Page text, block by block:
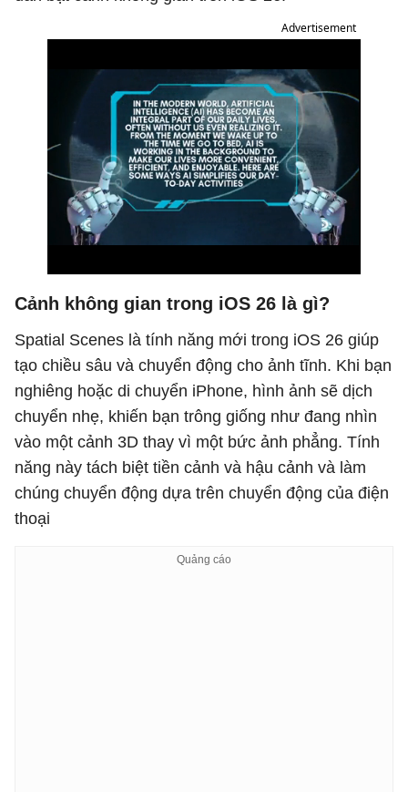
Advertisement
Cảnh không gian trong iOS 26 là gì?
Spatial Scenes là tính năng mới trong iOS 26 giúp
tạo chiều sâu và chuyển động cho ảnh tĩnh. Khi bạn
nghiêng hoặc di chuyển iPhone, hình ảnh sẽ dịch
chuyển nhẹ, khiến bạn trông giống như đang nhìn
vào một cảnh 3D thay vì một bức ảnh phẳng. Tính
năng này tách biệt tiền cảnh và hậu cảnh và làm
chúng chuyển động dựa trên chuyển động của điện
thoại